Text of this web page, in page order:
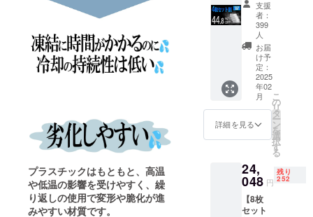
プラスチックはもともと、高温
や低温の影響を受けやすく、繰
り返しの使用で変形や脆化が進
みやすい材質です。
●ご不在時の
お受け取り
について
商品お届け
時にご不在
だった場合
は、不在票
をご確認の
依頼くださ
お受け取り
ていき
ます。
配送処
理後、
早くて
１５
日、遅
くて４
５日程
お届け
かりま
す。 ※
り出荷
時期が
遅れる
場合が
ロール
の箱に
入れて
お使い
くださ
い。
【配送
時期】
CAMPF
IREの仕
届け月
はクラ
になっ
ており
ます
が、毎
BBQ（
バーベ
キュー
）、ピ
クニッ
ク、ア
ウトド
ア、
キャン
プ、生
ものの
ラー
ボック
スや発
泡スチ
ロール
FF】
500名限
KINKIN
PLATE4
枚 定価
24,000
→13,24
8円
■KINKI
N-
PLATE
（定価
6,000
支援
者：
399
人
お届
け予
定：
2025
年02
月
詳細を見る
こ
の
リ
タ
ー
ン
を
選
択
す
る
24,
048 円
残り
252
【8枚
セット